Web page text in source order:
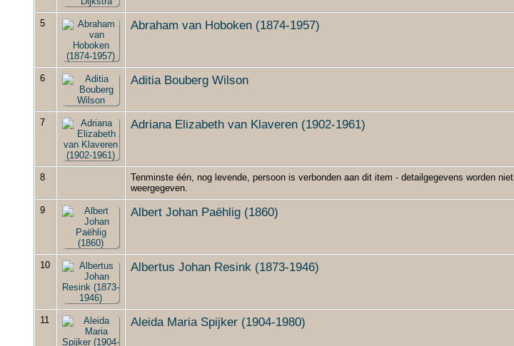
5 Abraham van Hoboken (1874-1957)
6 Aditia Bouberg Wilson
7 Adriana Elizabeth van Klaveren (1902-1961)
8
Tenminste één, nog levende, persoon is verbonden aan dit item - detailgegevens worden niet
weergegeven.
9 Albert Johan Paëhlig (1860)
10 Albertus Johan Resink (1873-1946)
11 Aleida Maria Spijker (1904-1980)